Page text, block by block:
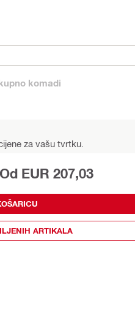
komadi
za vašu tvrtku.
Od EUR 207,03
ARTIKALA